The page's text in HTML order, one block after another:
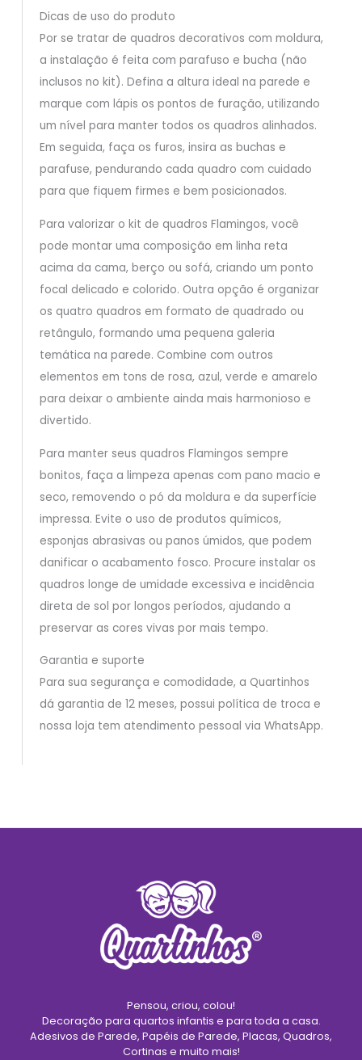
Dicas de uso do produto
Por se tratar de quadros decorativos com moldura,
a instalação é feita com parafuso e bucha (não
inclusos no kit). Defina a altura ideal na parede e
marque com lápis os pontos de furação, utilizando
um nível para manter todos os quadros alinhados.
Em seguida, faça os furos, insira as buchas e
parafuse, pendurando cada quadro com cuidado
para que fiquem firmes e bem posicionados.
Para valorizar o kit de quadros Flamingos, você
pode montar uma composição em linha reta
acima da cama, berço ou sofá, criando um ponto
focal delicado e colorido. Outra opção é organizar
os quatro quadros em formato de quadrado ou
retângulo, formando uma pequena galeria
temática na parede. Combine com outros
elementos em tons de rosa, azul, verde e amarelo
para deixar o ambiente ainda mais harmonioso e
divertido.
Para manter seus quadros Flamingos sempre
bonitos, faça a limpeza apenas com pano macio e
seco, removendo o pó da moldura e da superfície
impressa. Evite o uso de produtos químicos,
esponjas abrasivas ou panos úmidos, que podem
danificar o acabamento fosco. Procure instalar os
quadros longe de umidade excessiva e incidência
direta de sol por longos períodos, ajudando a
preservar as cores vivas por mais tempo.
Garantia e suporte
Para sua segurança e comodidade, a Quartinhos
dá garantia de 12 meses, possui política de troca e
nossa loja tem atendimento pessoal via WhatsApp.
Pensou, criou, colou!
Decoração para quartos infantis e para toda a casa.
Adesivos de Parede, Papéis de Parede, Placas, Quadros,
Cortinas e muito mais!